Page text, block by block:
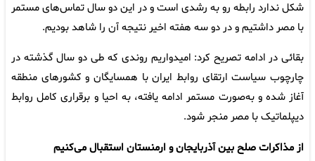
شکل ندارد رابطه رو به رشدی است و در این دو سال تماس‌های مستمر
با مصر داشتیم و در دو سه هفته اخیر نتیجه آن را شاهد بودیم.
بقائی در ادامه تصریح کرد: امیدواریم روندی که طی دو سال گذشته در
چارچوب سیاست ارتقای روابط ایران با همسایگان و کشورهای منطقه
آغاز شده و به‌صورت مستمر ادامه یافته، به احیا و برقراری کامل روابط
دیپلماتیک با مصر منجر شود.
از مذاکرات صلح بین آذربایجان و ارمنستان استقبال می‌کنیم